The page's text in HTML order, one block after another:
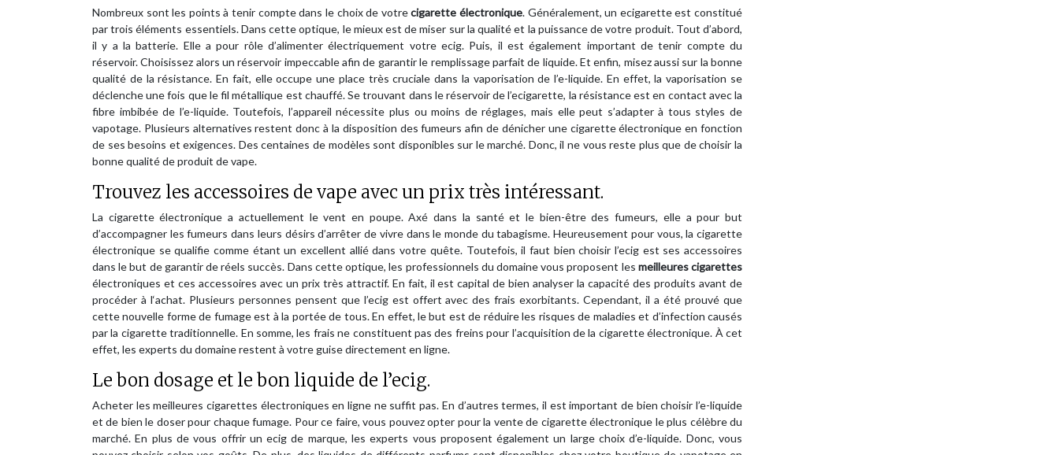
Nombreux sont les points à tenir compte dans le choix de votrecigarette électronique. Généralement, un ecigarette est constitué
par trois éléments essentiels. Dans cette optique, le mieux est de miser sur la qualité et la puissance de votre produit. Tout d’abord,
il y a la batterie. Elle a pour rôle d’alimenter électriquement votre ecig. Puis, il est également important de tenir compte du
réservoir. Choisissez alors un réservoir impeccable afin de garantir le remplissage parfait de liquide. Et enfin, misez aussi sur la bonne
qualité de la résistance. En fait, elle occupe une place très cruciale dans la vaporisation de l’e-liquide. En effet, la vaporisation se
déclenche une fois que le fil métallique est chauffé. Se trouvant dans le réservoir de l’ecigarette, la résistance est en contact avec la
fibre imbibée de l’e-liquide. Toutefois, l’appareil nécessite plus ou moins de réglages, mais elle peut s’adapter à tous styles de
vapotage. Plusieurs alternatives restent donc à la disposition des fumeurs afin de dénicher une cigarette électronique en fonction
de ses besoins et exigences. Des centaines de modèles sont disponibles sur le marché. Donc, il ne vous reste plus que de choisir la
bonne qualité de produit de vape.
Trouvez les accessoires de vape avec un prix très intéressant.
La cigarette électronique a actuellement le vent en poupe. Axé dans la santé et le bien-être des fumeurs, elle a pour but
d’accompagner les fumeurs dans leurs désirs d’arrêter de vivre dans le monde du tabagisme. Heureusement pour vous, la cigarette
électronique se qualifie comme étant un excellent allié dans votre quête. Toutefois, il faut bien choisir l’ecig est ses accessoires
dans le but de garantir de réels succès. Dans cette optique, les professionnels du domaine vous proposent les meilleures cigarettes
électroniques et ces accessoires avec un prix très attractif. En fait, il est capital de bien analyser la capacité des produits avant de
procéder à l‘achat. Plusieurs personnes pensent que l’ecig est offert avec des frais exorbitants. Cependant, il a été prouvé que
cette nouvelle forme de fumage est à la portée de tous. En effet, le but est de réduire les risques de maladies et d’infection causés
par la cigarette traditionnelle. En somme, les frais ne constituent pas des freins pour l’acquisition de la cigarette électronique. À cet
effet, les experts du domaine restent à votre guise directement en ligne.
Le bon dosage et le bon liquide de l’ecig.
Acheter les meilleures cigarettes électroniques en ligne ne suffit pas. En d’autres termes, il est important de bien choisir l’e-liquide
et de bien le doser pour chaque fumage. Pour ce faire, vous pouvez opter pour la vente de cigarette électronique le plus célèbre du
marché. En plus de vous offrir un ecig de marque, les experts vous proposent également un large choix d’e-liquide. Donc, vous